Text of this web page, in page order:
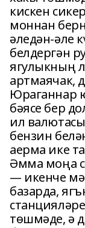
кискен
моннан
әледән-әле
белдергән
ягулыкның
артмаячак,
Юраганнар
бәясе бер
ил
бензин
аерма ике
Әмма моңа
— икенче
базарда,
төшмәде, ә